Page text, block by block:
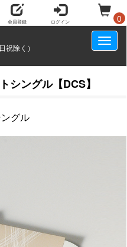
会員登録 ログイン
0
祝除く）
シングル【DCS】
グル